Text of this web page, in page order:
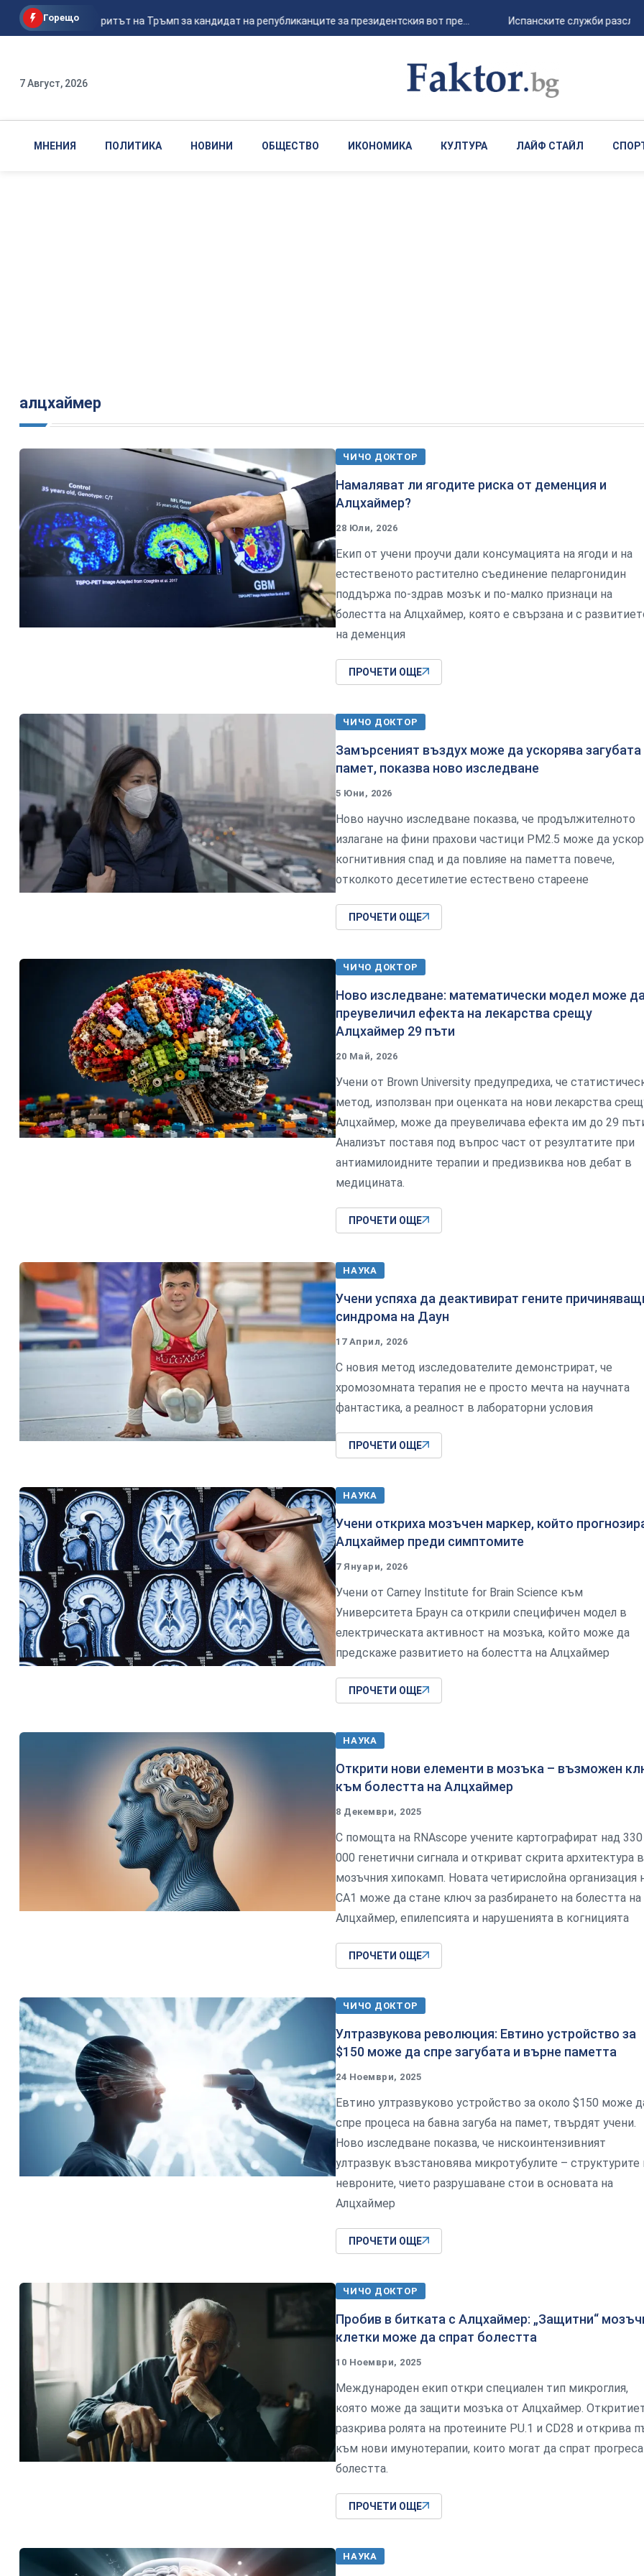
Горещо
Ванс е фаворитът на Тръмп за кандидат на републиканците за президентския вот пре... Испанските служби
7 Август, 2026
МНЕНИЯ ПОЛИТИКА НОВИНИ ОБЩЕСТВО ИКОНОМИКА КУЛТУРА ЛАЙФ СТАЙЛ
алцхаймер
ЧИЧО ДОКТОР
Намаляват ли ягодите риска от деменция и
Алцхаймер?
28 Юли, 2026
Екип от учени проучи дали консумацията на ягоди и на
естественото растително съединение пеларгонидин
поддържа по-здрав мозък и по-малко признаци на
болестта на Алцхаймер, която е свързана и с
на деменция
ПРОЧЕТИ ОЩЕ
ЧИЧО ДОКТОР
Замърсеният въздух може да ускорява загубата
памет, показва ново изследване
5 Юни, 2026
Ново научно изследване показва, че продължителното
излагане на фини прахови частици PM2.5 може да
когнитивния спад и да повлияе на паметта повече,
отколкото десетилетие естествено стареене
ПРОЧЕТИ ОЩЕ
ЧИЧО ДОКТОР
Ново изследване: математически модел може
преувеличил ефекта на лекарства срещу
Алцхаймер 29 пъти
20 Май, 2026
Учени от Brown University предупредиха, че
метод, използван при оценката на нови лекарства
Алцхаймер, може да преувеличава ефекта им до 29
Анализът поставя под въпрос част от резултатите при
антиамилоидните терапии и предизвиква нов дебат в
медицината.
ПРОЧЕТИ ОЩЕ
НАУКА
Учени успяха да деактивират гените
синдрома на Даун
17 Април, 2026
С новия метод изследователите демонстрират, че
хромозомната терапия не е просто мечта на научната
фантастика, а реалност в лабораторни условия
ПРОЧЕТИ ОЩЕ
НАУКА
Учени откриха мозъчен маркер, който
Алцхаймер преди симптомите
7 Януари, 2026
Учени от Carney Institute for Brain Science към
Университета Браун са открили специфичен модел в
електрическата активност на мозъка, който може да
предскаже развитието на болестта на Алцхаймер
ПРОЧЕТИ ОЩЕ
НАУКА
Открити нови елементи в мозъка – възможен
към болестта на Алцхаймер
8 Декември, 2025
С помощта на RNAscope учените картографират над 330
000 генетични сигнала и откриват скрита архитектура в
мозъчния хипокамп. Новата четирислойна организация
CA1 може да стане ключ за разбирането на болестта на
Алцхаймер, епилепсията и нарушенията в когницията
ПРОЧЕТИ ОЩЕ
ЧИЧО ДОКТОР
Ултразвукова революция: Евтино устройство за
$150 може да спре загубата и върне паметта
24 Ноември, 2025
Евтино ултразвуково устройство за около $150 може
спре процеса на бавна загуба на памет, твърдят учени.
Ново изследване показва, че нискоинтензивният
ултразвук възстановява микротубулите – структурите
невроните, чието разрушаване стои в основата на
Алцхаймер
ПРОЧЕТИ ОЩЕ
ЧИЧО ДОКТОР
Пробив в битката с Алцхаймер: „Защитни“
клетки може да спрат болестта
10 Ноември, 2025
Международен екип откри специален тип микроглия,
която може да защити мозъка от Алцхаймер.
разкрива ролята на протеините PU.1 и CD28 и открива
към нови имунотерапии, които могат да спрат
болестта.
ПРОЧЕТИ ОЩЕ
НАУКА